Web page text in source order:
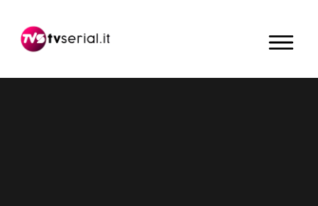
navigazione
contenuto
barra
primaria
MENU